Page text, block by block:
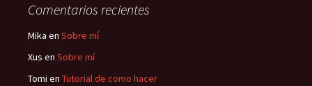
Comentarios recientes
Mika en Sobre mí
Xus en Sobre mí
Tomi en Tutorial de como hacer